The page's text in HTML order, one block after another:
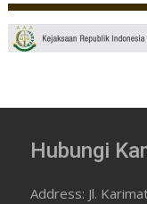
Hubungi
Address: Jl.